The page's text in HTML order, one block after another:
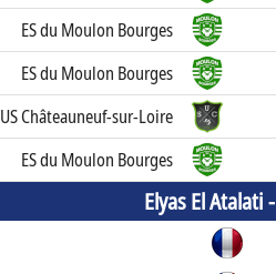
ES du Moulon Bourges
ES du Moulon Bourges
US Châteauneuf-sur-Loire
ES du Moulon Bourges
Elyas El Atalati -